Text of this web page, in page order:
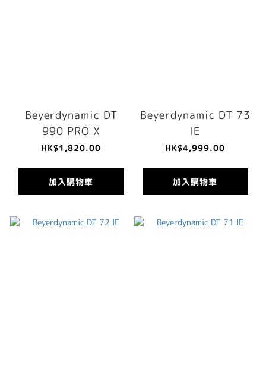
Beyerdynamic DT
990 PRO X
HK$1,820.00
加入購物車
Beyerdynamic DT 73
IE
HK$4,999.00
加入購物車